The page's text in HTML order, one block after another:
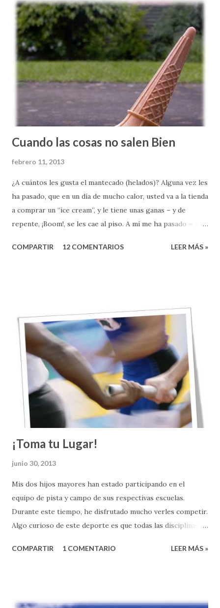
se caracterizó por ser diferente. La gente, como nos dice
la Biblia, seguían a Jesús y quedaban maravillados al
escuchar sus enseñanzas, porque eran: sencillas (pero
profundas), refrescantes, y llenas de esperanza.
Cuando las cosas no salen Bien
febrero 11, 2013
¿A cuántos les gusta el mantecado (helados)? Alguna vez les
ha pasado, que en un día de mucho calor, usted va a la tienda
a comprar un “ice cream”, y le tiene unas ganas – y de
repente, ¡Boom!, se les cae al piso. A mí me ha pasado – y
todo en la vida nos saliera bien, ¿verdad? Si nunca
días, como pastor, soy testigo de muchas cosas que no
salen bien. Matrimonios destruidos. Familias fragmentadas.
Sueños que se vienen abajo. Amistades que defraudan.
Personas que se quedan sin empleo. Crisis financieras.
Diagnósticos de enfermedades catastróficas. En la sociedad,
las cosas tampoco andan bien: hay violencia, guerras,
corrupción, injusticas, desigualdad y discriminación.
COMPARTIR 12 COMENTARIOS LEER MÁS »
¡Toma tu Lugar!
junio 30, 2013
Mis dos hijos mayores han estado participando en el
equipo de pista y campo de sus respectivas escuelas.
Durante este tiempo, he disfrutado mucho verles competir.
Algo curioso de este deporte es que todas las disciplinas
exclusivamente de las habilidades y el desempeño de los
COMPARTIR 1 COMENTARIO LEER MÁS »